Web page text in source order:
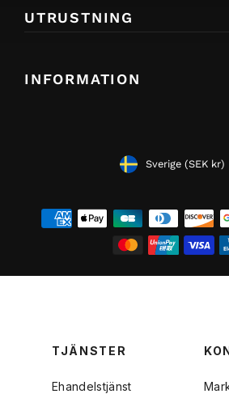
UTRUSTNING
INFORMATION
VALUTASverige (SEK kr)
TJÄNSTER
Ehandelstjänst